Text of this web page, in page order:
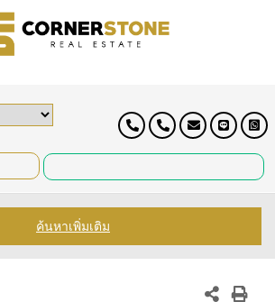
ค้นหาเพิ่มเติม